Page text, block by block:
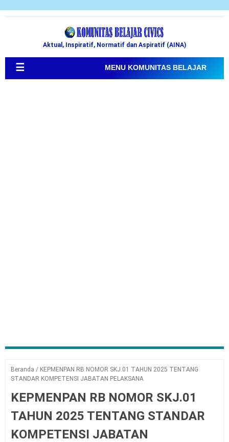
Aktual, Inspiratif, Normatif dan Aspiratif (AINA)
☰ MENU KOMUNITAS BELAJAR
Beranda / KEPMENPAN RB NOMOR SKJ.01 TAHUN 2025 TENTANG
STANDAR KOMPETENSI JABATAN PELAKSANA
KEPMENPAN RB NOMOR SKJ.01
TAHUN 2025 TENTANG STANDAR
KOMPETENSI JABATAN